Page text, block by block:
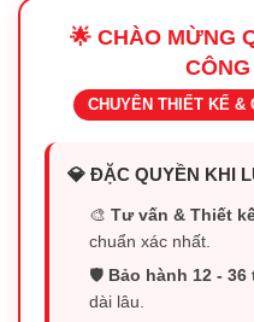
🌟 CHÀO MỪNG
CHUYÊN THIẾT KẾ &
💎 ĐẶC QUYỀN KHI
🎨Tư vấn & Thiết
chuẩn xác nhất.
🛡️ Bảo hành 12 - 36
dài lâu.